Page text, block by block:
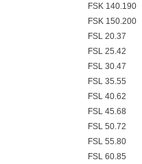
FSK 140.190
FSK 150.200
FSL 20.37
FSL 25.42
FSL 30.47
FSL 35.55
FSL 40.62
FSL 45.68
FSL 50.72
FSL 55.80
FSL 60.85